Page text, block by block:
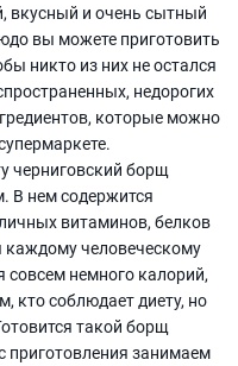
вкусный и очень сытный
вы можете приготовить
никто из них не остался
недорогих
которые можно
черниговский борщ
В нем содержится
витаминов, белков
человеческому
совсем немного калорий,
кто соблюдает диету, но
такой борщ
приготовления занимаем